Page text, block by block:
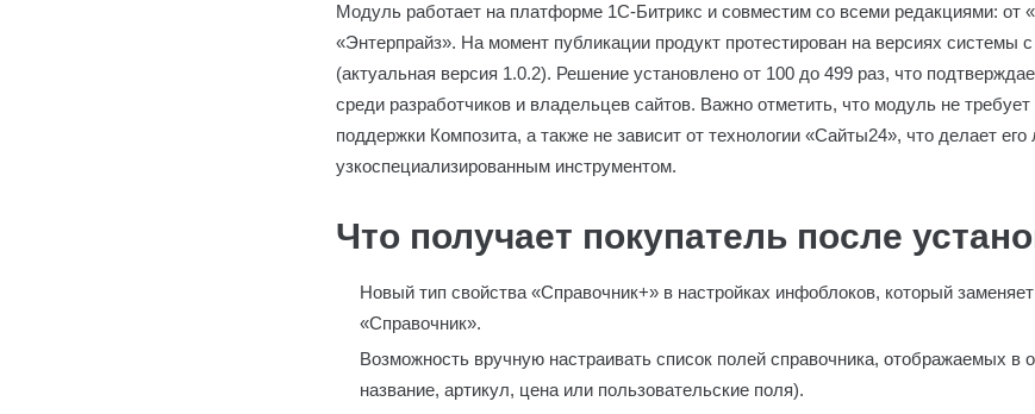
Модуль работает на платформе 1С-Битрикс и совместим со всеми редакциями: от
«Энтерпрайз». На момент публикации продукт протестирован на версиях системы
(актуальная версия 1.0.2). Решение установлено от 100 до 499 раз, что
среди разработчиков и владельцев сайтов. Важно отметить, что модуль не требует
поддержки Композита, а также не зависит от технологии «Сайты24», что делает его
узкоспециализированным инструментом.
Что получает покупатель после
Новый тип свойства «Справочник+» в настройках инфоблоков, который
«Справочник».
Возможность вручную настраивать список полей справочника, отображаемых в
название, артикул, цена или пользовательские поля).